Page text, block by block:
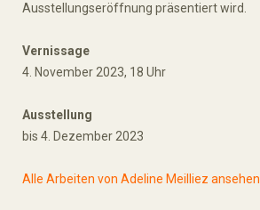
Ausstellungseröffnung präsentiert wird.
Vernissage
4. November 2023, 18 Uhr
Ausstellung
bis 4. Dezember 2023
Alle Arbeiten von Adeline Meilliez ansehen